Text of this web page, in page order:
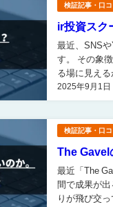
検証記事・口
ir投資スク
2025年9月1日
最近、SNS
す。 その象徴的な存在であるのが「ir投資スクール」です。 投資初心者にとっては効率的に学べ
る場に見えるか
勝法」とい
検証記事・口
The Gavel
最近「The
間で成果が
りが飛び交っています。 しかし、その裏側には